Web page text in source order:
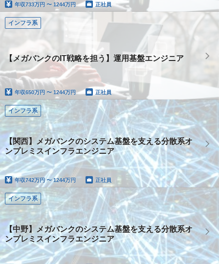
年収733万円 〜 1244万円 正社員
インフラ系
【メガバンクのIT戦略を担う】運用基盤エンジニア
年収650万円 〜 1244万円 正社員
インフラ系
【関西】メガバンクのシステム基盤を支える分散系オ
ンプレミスインフラエンジニア
年収742万円 〜 1244万円 正社員
インフラ系
【中野】メガバンクのシステム基盤を支える分散系オ
ンプレミスインフラエンジニア